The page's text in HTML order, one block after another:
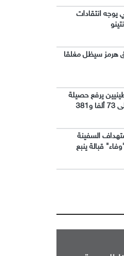
يوجه انتقادات
هرمز سيظل مغلقا
4 فلسطينيين يرفع حصيلة
السفينة
قبالة ينبع